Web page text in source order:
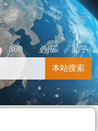
360 必应
知乎
本站搜索